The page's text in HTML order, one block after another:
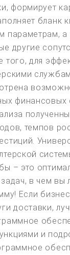
формирует
бланк
параметрам, а
другие
того, для
финансовых
темпов
– это
в чем вы
Если
доставки,
и